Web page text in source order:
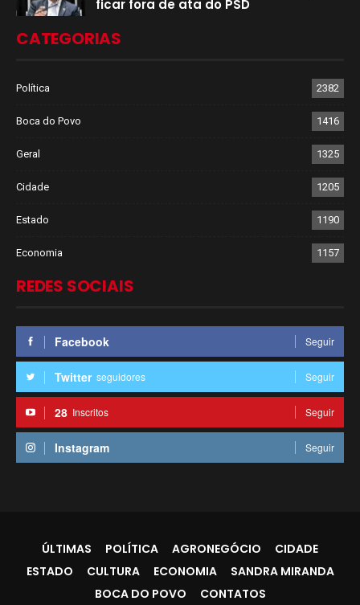
ficar fora de ata do PSD
CATEGORIAS
Política 2382
Boca do Povo 1416
Geral 1325
Cidade 1205
Estado 1190
Economia 1157
REDES SOCIAIS
Facebook Seguir
Twitter seguidores Seguir
28 Inscritos Seguir
Instagram Seguir
ÚLTIMAS POLÍTICA AGRONEGÓCIO
CIDADE
ESTADO
CULTURA ECONOMIA
SANDRA MIRANDA
BOCA DO POVO
CONTATOS